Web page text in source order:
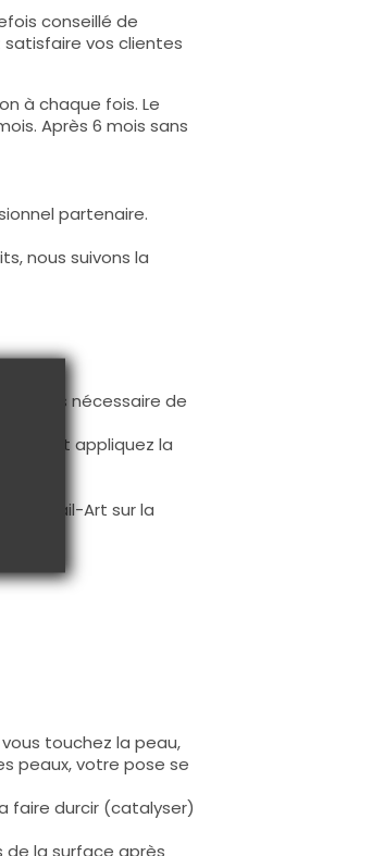
conseillé de
vos clientes
à chaque fois. Le
Après 6 mois sans
partenaire.
nous suivons la
pas nécessaire de
et appliquez la
Nail-Art sur la
touchez la peau,
peaux, votre pose se
faire durcir (catalyser)
la surface après